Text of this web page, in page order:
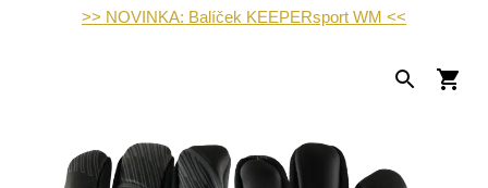
>> NOVINKA: Balíček KEEPERsport WM <<